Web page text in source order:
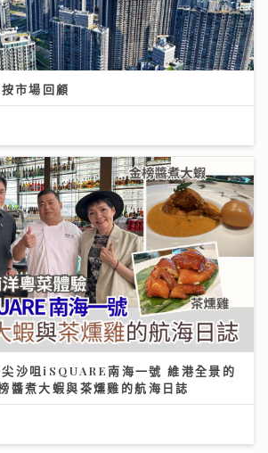
市場回顧
尖沙咀iSQUARE南海一號 維港全景的
醬煮大蝦與茶燻雞的航海日誌